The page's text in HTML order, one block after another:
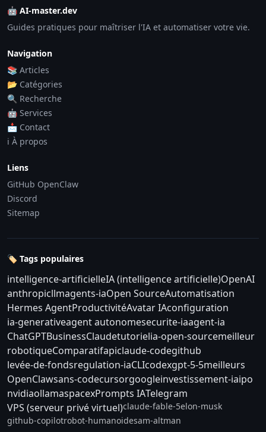
🤖 AI-master.dev
Guides pratiques pour maîtriser l'IA et automatiser votre vie.
Navigation
📚 Articles
📂 Catégories
🔍 Recherche
🤖 Services
📩 Contact
ℹ️ À propos
Liens
GitHub OpenClaw
Discord
Sitemap
🏷️ Tags populaires
intelligence-artificielleIA (intelligence artificielle)OpenAI
anthropicllmagents-iaOpen SourceAutomatisation
Hermes AgentProductivitéAvatar IAconfiguration
ia-generativeagent autonomesecurite-iaagent-ia
ChatGPTBusinessClaudetutorielia-open-sourcemeilleur
robotiqueComparatifapiclaude-codegithub
levée-de-fondsregulation-iaCLIcodexgpt-5-5meilleurs
OpenClawsans-codecursorgoogleinvestissement-iaipo
nvidiaollamaspacexPrompts IATelegram
VPS (serveur privé virtuel)claude-fable-5elon-musk
github-copilotrobot-humanoidesam-altman